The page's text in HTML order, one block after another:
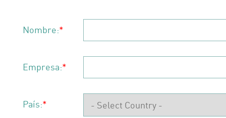
Nombre:*
Empresa:*
País:*